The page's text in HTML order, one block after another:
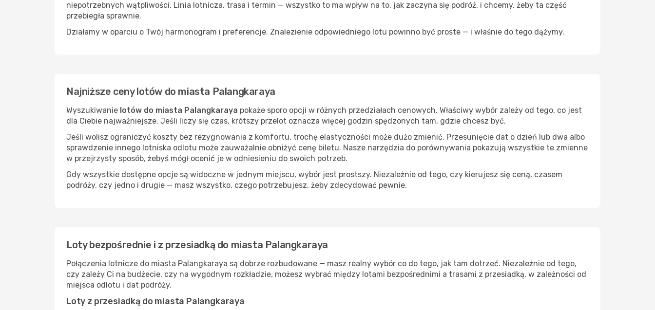
niepotrzebnych wątpliwości. Linia lotnicza, trasa i termin — wszystko to ma wpływ na to, jak zaczyna się podróż, i chcemy, żeby ta część
przebiegła sprawnie.
Działamy w oparciu o Twój harmonogram i preferencje. Znalezienie odpowiedniego lotu powinno być proste — i właśnie do tego dążymy.
Najniższe ceny lotów do miasta Palangkaraya
Wyszukiwanie lotów do miasta Palangkaraya pokaże sporo opcji w różnych przedziałach cenowych. Właściwy wybór zależy od tego, co jest
dla Ciebie najważniejsze. Jeśli liczy się czas, krótszy przelot oznacza więcej godzin spędzonych tam, gdzie chcesz być.
Jeśli wolisz ograniczyć koszty bez rezygnowania z komfortu, trochę elastyczności może dużo zmienić. Przesunięcie dat o dzień lub dwa albo
sprawdzenie innego lotniska odlotu może zauważalnie obniżyć cenę biletu. Nasze narzędzia do porównywania pokazują wszystkie te zmienne
w przejrzysty sposób, żebyś mógł ocenić je w odniesieniu do swoich potrzeb.
Gdy wszystkie dostępne opcje są widoczne w jednym miejscu, wybór jest prostszy. Niezależnie od tego, czy kierujesz się ceną, czasem
podróży, czy jedno i drugie — masz wszystko, czego potrzebujesz, żeby zdecydować pewnie.
Loty bezpośrednie i z przesiadką do miasta Palangkaraya
Połączenia lotnicze do miasta Palangkaraya są dobrze rozbudowane — masz realny wybór co do tego, jak tam dotrzeć. Niezależnie od tego,
czy zależy Ci na budżecie, czy na wygodnym rozkładzie, możesz wybrać między lotami bezpośrednimi a trasami z przesiadką, w zależności od
miejsca odlotu i dat podróży.
Loty z przesiadką do miasta Palangkaraya